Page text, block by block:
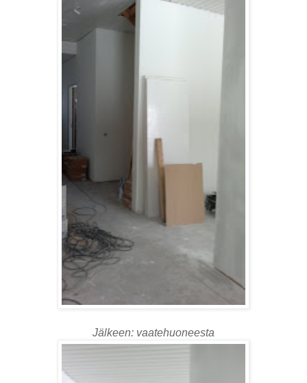
Jälkeen: vaatehuoneesta